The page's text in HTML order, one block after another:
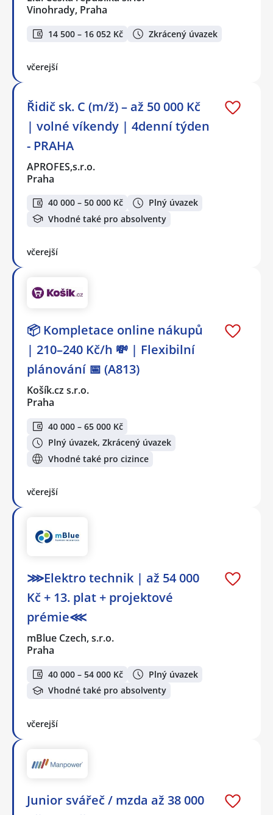
Vinohrady, Praha
14 500 – 16 052 Kč Zkrácený úvazek
včerejší
Řidič sk. C (m/ž) – až 50 000 Kč
| volné víkendy | 4denní týden
- PRAHA
APROFES,s.r.o.
Praha
40 000 – 50 000 Kč
Plný úvazek
Vhodné také pro absolventy
včerejší
📦 Kompletace online nákupů
| 210–240 Kč/h 💸 | Flexibilní
plánování 📅 (A813)
Košík.cz s.r.o.
Praha
40 000 – 65 000 Kč
Plný úvazek, Zkrácený úvazek
Vhodné také pro cizince
včerejší
⋙Elektro technik | až 54 000
Kč + 13. plat + projektové
prémie⋘
mBlue Czech, s.r.o.
Praha
40 000 – 54 000 Kč
Plný úvazek
Vhodné také pro absolventy
včerejší
Junior svářeč / mzda až 38 000